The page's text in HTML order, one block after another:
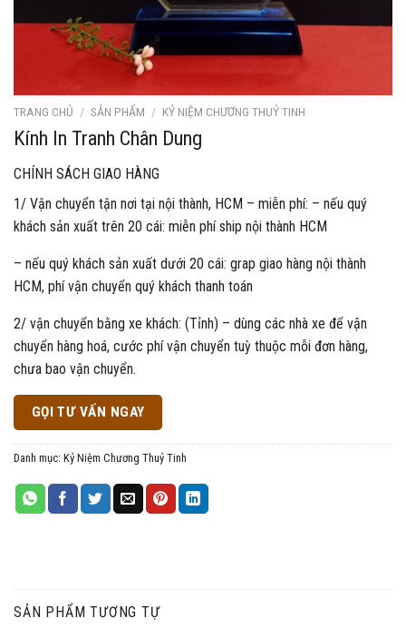
TRANG CHỦ / SẢN PHẨM / KỶ NIỆM CHƯƠNG THUỶ TINH
Kính In Tranh Chân Dung
CHÍNH SÁCH GIAO HÀNG
1/ Vận chuyển tận nơi tại nội thành, HCM – miễn phí: – nếu quý
khách sản xuất trên 20 cái: miễn phí ship nội thành HCM
– nếu quý khách sản xuất dưới 20 cái: grap giao hàng nội thành
HCM, phí vận chuyển quý khách thanh toán
2/ vận chuyển bằng xe khách: (Tỉnh) – dùng các nhà xe để vận
chuyển hàng hoá, cước phí vận chuyển tuỳ thuộc mỗi đơn hàng,
chưa bao vận chuyển.
GỌI TƯ VẤN NGAY
Danh mục: Kỷ Niệm Chương Thuỷ Tinh
SẢN PHẨM TƯƠNG TỰ